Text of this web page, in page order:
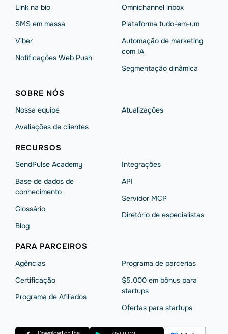
Link na bio
SMS em massa
Viber
Notificações Web Push
Omnichannel inbox
Plataforma tudo-em-um
Automação de marketing
com IA
Segmentação dinâmica
SOBRE NÓS
Nossa equipe
Avaliações de clientes
Atualizações
RECURSOS
SendPulse Academy
Base de dados de
conhecimento
Glossário
Blog
Integrações
API
Servidor MCP
Diretório de especialistas
PARA PARCEIROS
Agências
Сertificação
Programa de Afiliados
Programa de parcerias
$5.000 em bônus para
startups
Ofertas para startups